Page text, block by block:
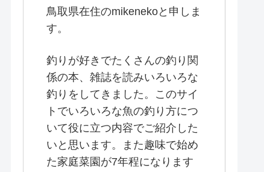
鳥取県在住のmikenekoと申しま
す。
釣りが好きでたくさんの釣り関
係の本、雑誌を読みいろいろな
釣りをしてきました。このサイ
トでいろいろな魚の釣り方につ
いて役に立つ内容でご紹介した
いと思います。また趣味で始め
た家庭菜園が7年程になります